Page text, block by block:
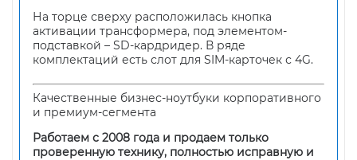
На торце сверху расположилась кнопка
активации трансформера, под элементом-
подставкой – SD-кардридер. В ряде
комплектаций есть слот для SIM-карточек с 4G.
Качественные бизнес-ноутбуки корпоративного
и премиум-сегмента
Работаем с 2008 года и продаем только
проверенную технику, полностью исправную и